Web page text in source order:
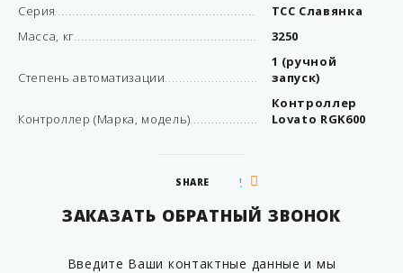
Серия
ТСС Славянка
Масса, кг
3250
Степень автоматизации
1 (ручной
запуск)
Контроллер (Марка, модель)
Контроллер
Lovato RGK600
SHARE
ЗАКАЗАТЬ ОБРАТНЫЙ ЗВОНОК
Введите Ваши контактные данные и мы